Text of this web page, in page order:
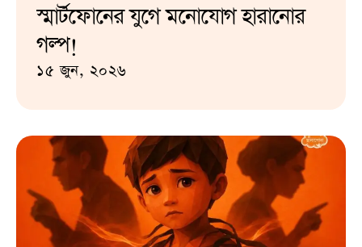
স্মার্টফোনের যুগে মনোযোগ হারানোর
গল্প!
১৫ জুন, ২০২৬